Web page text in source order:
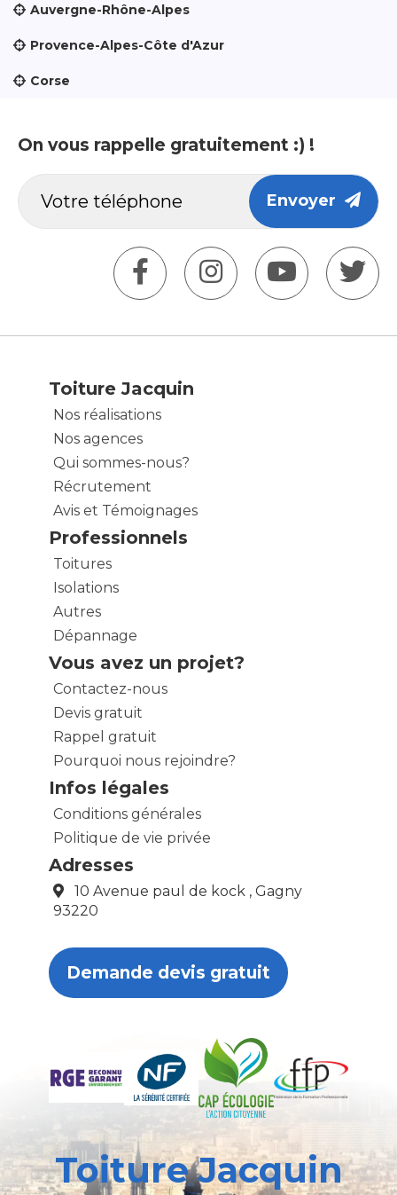
Auvergne-Rhône-Alpes
Provence-Alpes-Côte d'Azur
Corse
On vous rappelle gratuitement :) !
Envoyer
Toiture Jacquin
Nos réalisations
Nos agences
Qui sommes-nous?
Récrutement
Avis et Témoignages
Professionnels
Toitures
Isolations
Autres
Dépannage
Vous avez un projet?
Contactez-nous
Devis gratuit
Rappel gratuit
Pourquoi nous rejoindre?
Infos légales
Conditions générales
Politique de vie privée
Adresses
10 Avenue paul de kock , Gagny
93220
Demande devis gratuit
Toiture Jacquin